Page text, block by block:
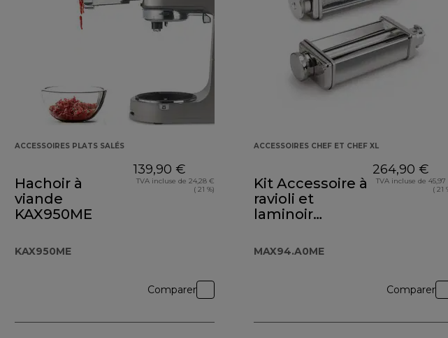
ACCESSOIRES PLATS SALÉS
Hachoir à
viande
KAX950ME
KAX950ME
139,90 €
TVA incluse de 24,28 €
( 21 %)
Comparer
ACCESSOIRES CHEF ET CHEF XL
Kit Accessoire à
ravioli et
laminoir
MAX94.A0ME
264,90 €
TVA incluse de
( 21
Comparer